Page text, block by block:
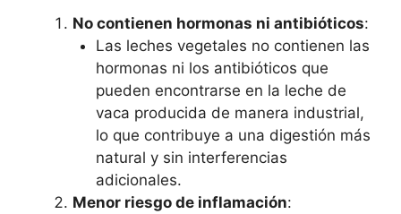
No contienen hormonas ni antibióticos:
Las leches vegetales no contienen las
hormonas ni los antibióticos que
pueden encontrarse en la leche de
vaca producida de manera industrial,
lo que contribuye a una digestión más
natural y sin interferencias
adicionales.
Menor riesgo de inflamación: